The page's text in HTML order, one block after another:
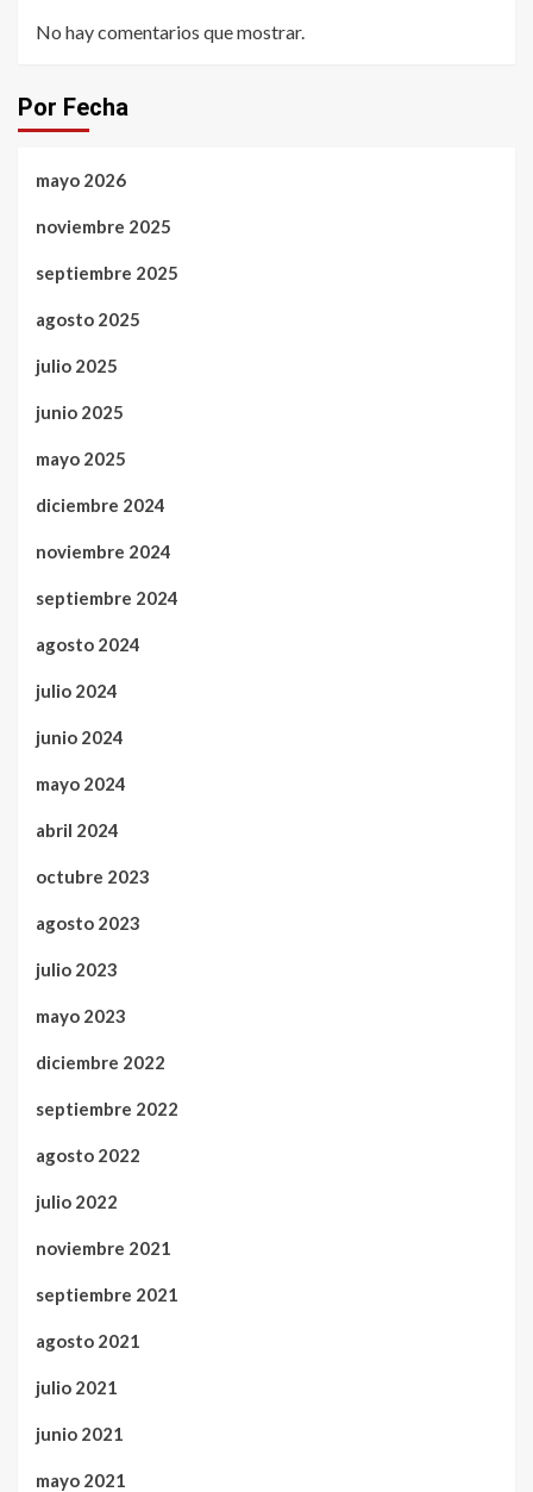
No hay comentarios que mostrar.
Por Fecha
mayo 2026
noviembre 2025
septiembre 2025
agosto 2025
julio 2025
junio 2025
mayo 2025
diciembre 2024
noviembre 2024
septiembre 2024
agosto 2024
julio 2024
junio 2024
mayo 2024
abril 2024
octubre 2023
agosto 2023
julio 2023
mayo 2023
diciembre 2022
septiembre 2022
agosto 2022
julio 2022
noviembre 2021
septiembre 2021
agosto 2021
julio 2021
junio 2021
mayo 2021